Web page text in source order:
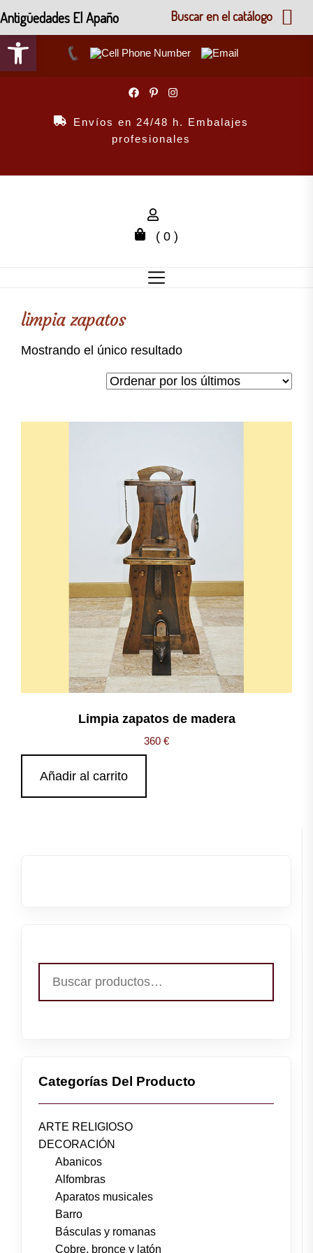
Abrir barra de herramientas
Envíos en 24/48 h. Embalajes
profesionales
( 0 )
limpia zapatos
Mostrando el único resultado
Limpia zapatos de madera
360 €
Añadir al carrito
por:
Categorías Del Producto
ARTE RELIGIOSO
DECORACIÓN
Abanicos
Alfombras
Aparatos musicales
Barro
Básculas y romanas
Cobre, bronce y latón
Antigüedades El Apaño Buscar en el catálogo